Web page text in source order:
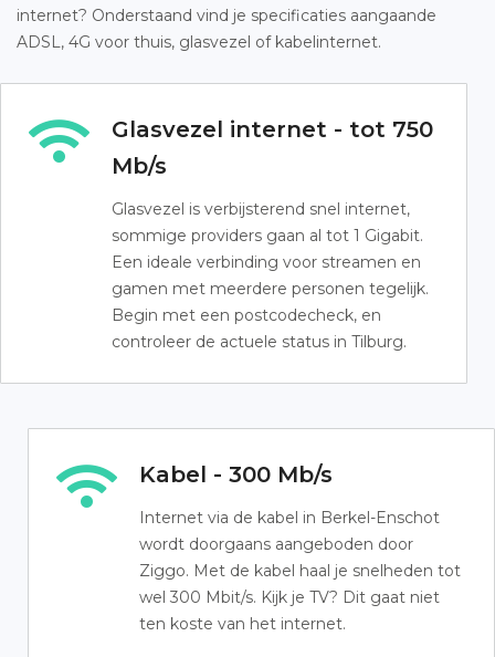
internet? Onderstaand vind je specificaties aangaande
ADSL, 4G voor thuis, glasvezel of kabelinternet.
Glasvezel internet - tot 750
Mb/s
Glasvezel is verbijsterend snel internet,
sommige providers gaan al tot 1 Gigabit.
Een ideale verbinding voor streamen en
gamen met meerdere personen tegelijk.
Begin met een postcodecheck, en
controleer de actuele status in Tilburg.
Kabel - 300 Mb/s
Internet via de kabel in Berkel-Enschot
wordt doorgaans aangeboden door
Ziggo. Met de kabel haal je snelheden tot
wel 300 Mbit/s. Kijk je TV? Dit gaat niet
ten koste van het internet.